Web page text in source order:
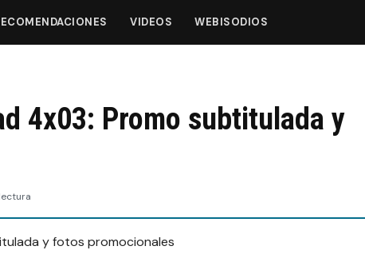
VIDEOS WEBISODIOS
4x03: Promo subtitulada y